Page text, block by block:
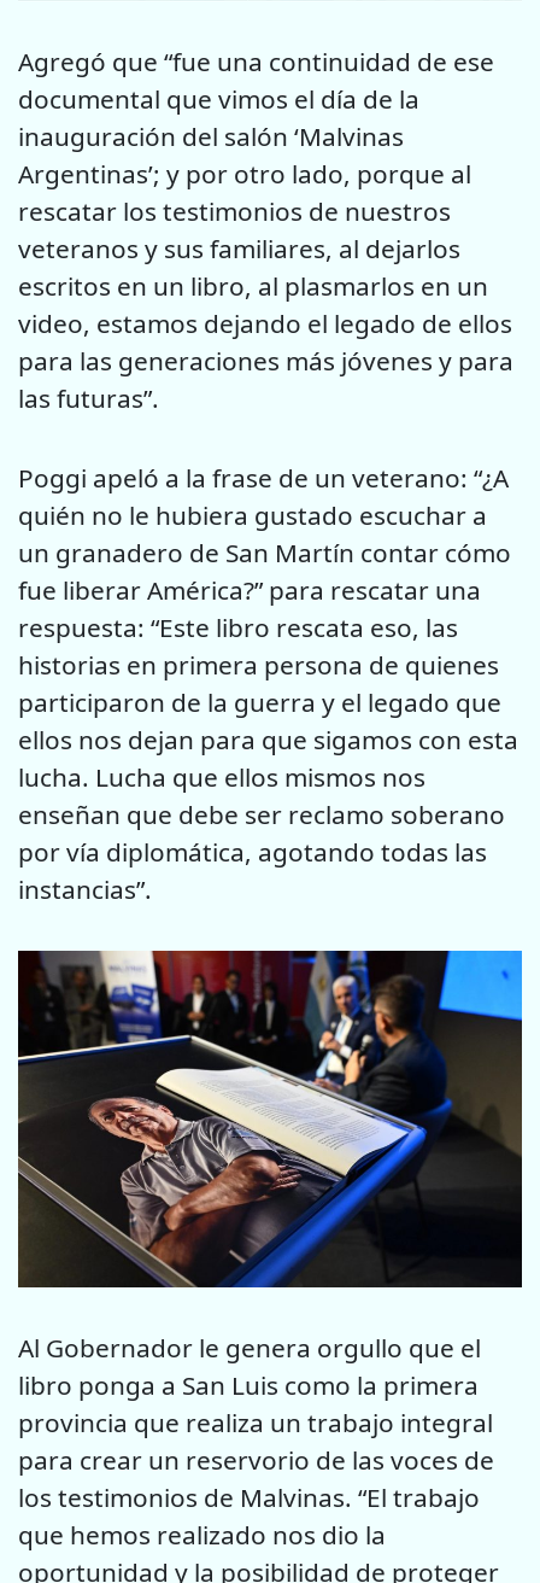
Agregó que “fue una continuidad de ese
documental que vimos el día de la
inauguración del salón ‘Malvinas
Argentinas’; y por otro lado, porque al
rescatar los testimonios de nuestros
veteranos y sus familiares, al dejarlos
escritos en un libro, al plasmarlos en un
video, estamos dejando el legado de ellos
para las generaciones más jóvenes y para
las futuras”.
Poggi apeló a la frase de un veterano: “¿A
quién no le hubiera gustado escuchar a
un granadero de San Martín contar cómo
fue liberar América?” para rescatar una
respuesta: “Este libro rescata eso, las
historias en primera persona de quienes
participaron de la guerra y el legado que
ellos nos dejan para que sigamos con esta
lucha. Lucha que ellos mismos nos
enseñan que debe ser reclamo soberano
por vía diplomática, agotando todas las
instancias”.
Al Gobernador le genera orgullo que el
libro ponga a San Luis como la primera
provincia que realiza un trabajo integral
para crear un reservorio de las voces de
los testimonios de Malvinas. “El trabajo
que hemos realizado nos dio la
oportunidad y la posibilidad de proteger